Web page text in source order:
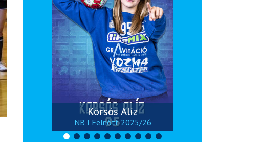
Korsós Alíz
NB I Felnőtt 2025/26